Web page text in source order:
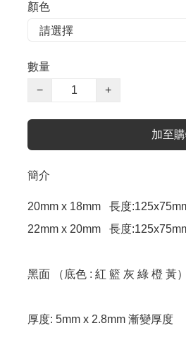
顏色
數量
−
+
加至
簡介
20mm x 18mm   長度
22mm x 20mm   長度
黑面 （底色 : 紅 籃 灰 綠 橙 黃）
厚度: 5mm x 2.8mm 漸變厚度